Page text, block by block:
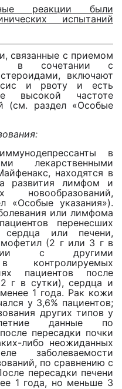
реакции были
испытаний
связанные с приемом
в сочетании с
включают
и рвоту и есть
высокой частоте
(см. раздел «Особые
в
лекарственными
находятся в
развития лимфом и
новообразований,
«Особые указания»).
или лимфома
перенесших
или печени,
(2 г или 3 г в
с другими
в контролируемых
пациентов после
г в сутки), сердца и
1 года. Рак кожи
у 3,6% пациентов;
других типов у
данные по
пересадки почки
либо неожиданных
заболеваемости
по сравнению с
пересадки печени
1 года, но меньше 3